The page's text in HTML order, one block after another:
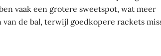
vaak een grotere sweetspot, wat meer
de bal, terwijl goedkopere rackets